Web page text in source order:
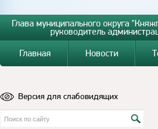
Глава муниципального округа
руководитель
Главная
Новости
Версия для слабовидящих